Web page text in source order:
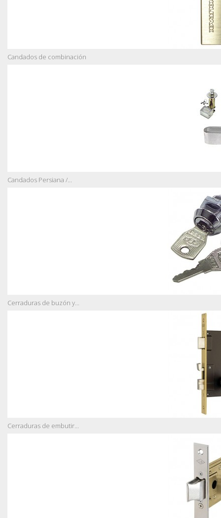
Candados de combinación
Candados Persiana /...
Cerraduras de buzón y...
Cerraduras de embutir...